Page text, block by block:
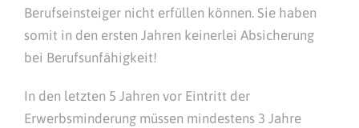
Berufseinsteiger nicht erfüllen können. Sie haben
somit in den ersten Jahren keinerlei Absicherung
bei Berufsunfähigkeit!
In den letzten 5 Jahren vor Eintritt der
Erwerbsminderung müssen mindestens 3 Jahre